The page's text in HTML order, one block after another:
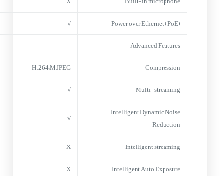
Power over Ethernet (PoE)
√
Advanced Features
Compression
H.264;M JPEG
Multi-streaming
√
Intelligent Dynamic Noise
Reduction
√
Intelligent streaming
X
Intelligent Auto Exposure
X